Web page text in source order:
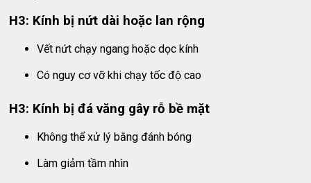
H3: Kính bị nứt dài hoặc lan rộng
Vết nứt chạy ngang hoặc dọc kính
Có nguy cơ vỡ khi chạy tốc độ cao
H3: Kính bị đá văng gây rỗ bề mặt
Không thể xử lý bằng đánh bóng
Làm giảm tầm nhìn